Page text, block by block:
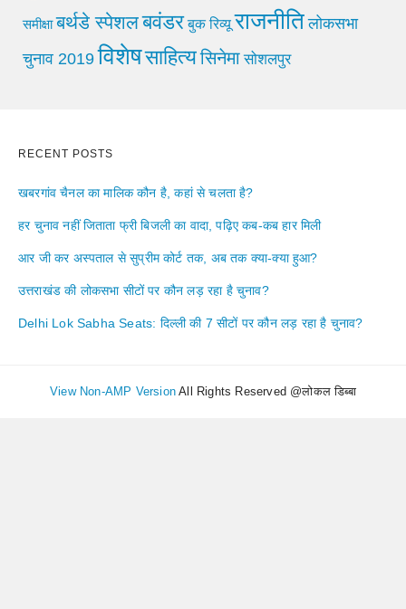
समीक्षा बर्थडे स्पेशलबवंडर बुक रिव्यू राजनीति लोकसभा
चुनाव 2019 विशेषसाहित्यसिनेमा सोशलपुर
RECENT POSTS
खबरगांव चैनल का मालिक कौन है, कहां से चलता है?
हर चुनाव नहीं जिताता फ्री बिजली का वादा, पढ़िए कब-कब हार मिली
आर जी कर अस्पताल से सुप्रीम कोर्ट तक, अब तक क्या-क्या हुआ?
उत्तराखंड की लोकसभा सीटों पर कौन लड़ रहा है चुनाव?
Delhi Lok Sabha Seats: दिल्ली की 7 सीटों पर कौन लड़ रहा है चुनाव?
View Non-AMP Version All Rights Reserved @लोकल डिब्बा